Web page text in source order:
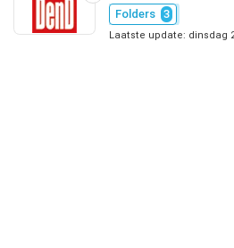
Folders 3
Laatste update: dinsdag